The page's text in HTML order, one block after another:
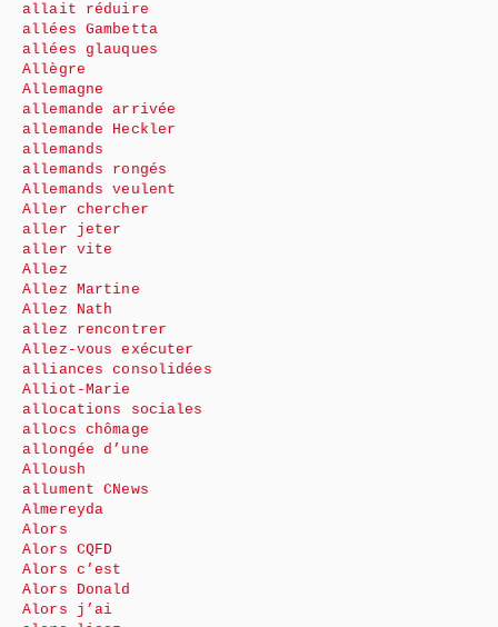
allait réduire
allées Gambetta
allées glauques
Allègre
Allemagne
allemande arrivée
allemande Heckler
allemands
allemands rongés
Allemands veulent
Aller chercher
aller jeter
aller vite
Allez
Allez Martine
Allez Nath
allez rencontrer
Allez-vous exécuter
alliances consolidées
Alliot-Marie
allocations sociales
allocs chômage
allongée d’une
Alloush
allument CNews
Almereyda
Alors
Alors CQFD
Alors c’est
Alors Donald
Alors j’ai